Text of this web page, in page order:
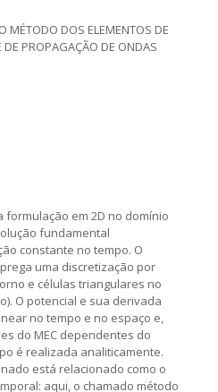
MÉTODO DOS ELEMENTOS DE
PROPAGAÇÃO DE ONDAS
em 2D no domínio
fundamental
constante no tempo. O
uma discretização por
e células triangulares no
O potencial e sua derivada
no tempo e no espaço e,
do MEC dependentes do
é realizada analiticamente.
está relacionado como o
aqui, o chamado método